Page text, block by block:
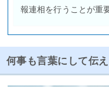
報連相を行うことが重
何事も言葉にして伝